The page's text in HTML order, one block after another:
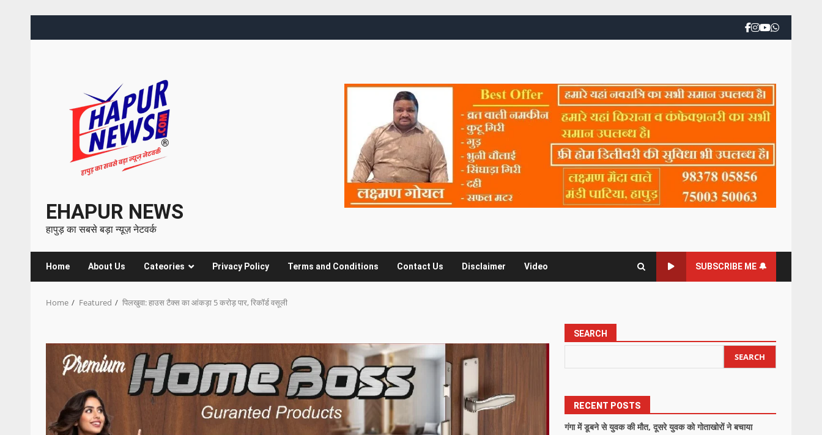
EHAPUR NEWS
हापुड़ का सबसे बड़ा न्यूज़ नेटवर्क
Home About Us Cateories Privacy Policy Terms and Conditions Contact Us Disclaimer Video SUBSCRIBE ME 🔔
Home Featured पिलखुवा: हाउस टैक्स का आंकड़ा 5 करोड़ पार, रिकॉर्ड वसूली
SEARCH
SEARCH
RECENT POSTS
गंगा में डूबने से युवक की मौत, दूसरे युवक को गोताखोरों ने बचाया